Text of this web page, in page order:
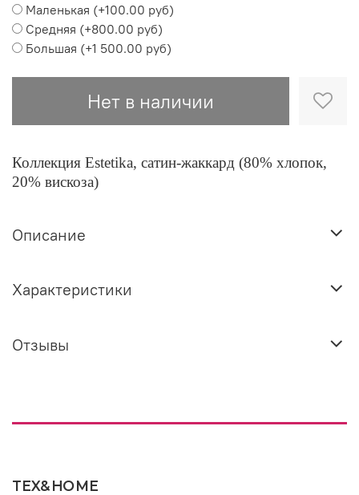
Нет в наличии
Маленькая (+100.00 руб)
Средняя (+800.00 руб)
Большая (+1 500.00 руб)
Коллекция Estetika, сатин-жаккард (80% хлопок,
20% вискоза)
Описание
Характеристики
Отзывы
TEX&HOME